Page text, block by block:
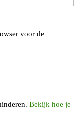
voor de
Bekijk hoe je